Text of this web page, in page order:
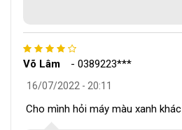
Công suất bơm chân
không 165W, lực hút
-80 kPa nên tốc độ
Võ Lâm - 0389223***
16/07/2022 - 20:11
Cho mình hỏi máy màu xanh